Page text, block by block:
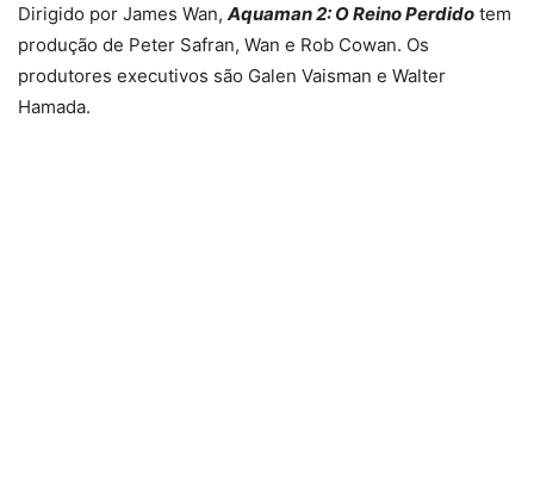
Dirigido por James Wan, Aquaman 2: O Reino Perdido tem
produção de Peter Safran, Wan e Rob Cowan. Os
produtores executivos são Galen Vaisman e Walter
Hamada.